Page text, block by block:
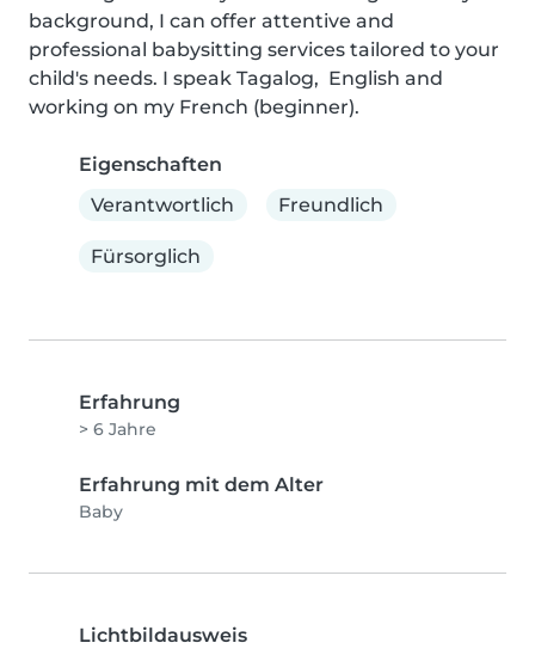
background, I can offer attentive and
professional babysitting services tailored to your
child's needs. I speak Tagalog,  English and
working on my French (beginner).
Eigenschaften
Verantwortlich
Freundlich
Fürsorglich
Erfahrung
> 6 Jahre
Erfahrung mit dem Alter
Baby
Lichtbildausweis